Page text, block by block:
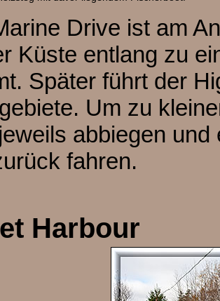
Drive ist am
Küste entlang zu
Später führt der
Um zu
abbiegen
fahren.
Harbour